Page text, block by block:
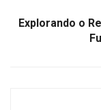
Explorando o